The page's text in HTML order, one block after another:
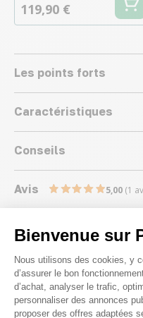
Bienvenue sur
Plateforme de
Nous utilisons des cookies, y
d’assurer le bon
d’achat, analyser le trafic,
personnaliser des annonces
proposer des offres adaptées
119,90 €
Les points forts
Caractéristiques
Conseils
Avis 5,00 (1
Nous